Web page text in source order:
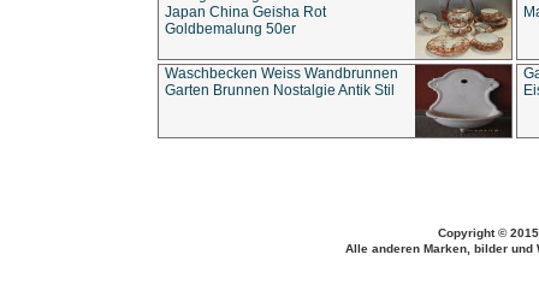
Japan China Geisha Rot
Goldbemalung 50er
Waschbecken Weiss Wandbrunnen
Garten Brunnen Nostalgie Antik Stil
Copyright ©
Alle anderen Marken, bilder und